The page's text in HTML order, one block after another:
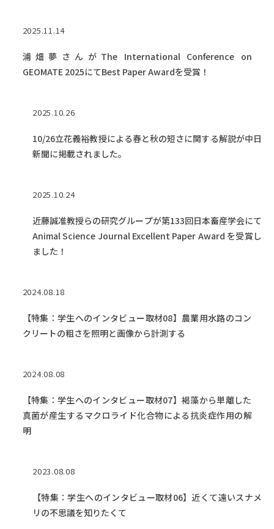
2025.11.14
浦畑夢さんがThe International Conference on
GEOMATE 2025にてBest Paper Awardを受賞！
2025.10.26
10/26立花義裕教授による春と秋の短さに関する解説が中日
新聞に掲載されました。
2025.10.24
近藤誠准教授らの研究グループが第133回日本畜産学会にて
Animal Science Journal Excellent Paper Award を受賞し
ました！
2024.08.18
【特集：学生へのインタビュー取材08】農業用水路のコン
クリートの粗さを照明と画像から計測する
2024.08.08
【特集：学生へのインタビュー取材07】褐藻から単離した
真菌が産生するマクロライド化合物による抗炎症作用の解
明
2023.08.08
【特集：学生へのインタビュー取材06】近くて遠いスナメ
リの不思議を知りたくて